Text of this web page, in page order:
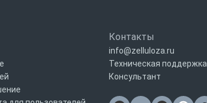
Контакты
info@zelluloza.ru
Техническая поддержка
Консультант